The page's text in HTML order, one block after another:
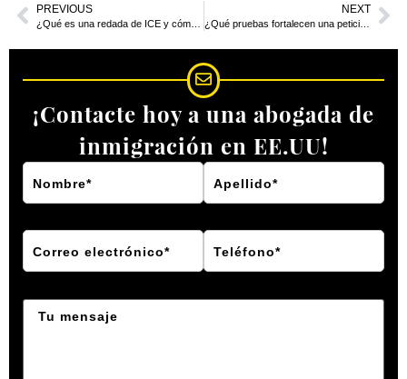
PREVIOUS NEXT
¿Qué pruebas fortalecen una petición familiar I-130?
¡Contacte hoy a una abogada de
inmigración en EE.UU!